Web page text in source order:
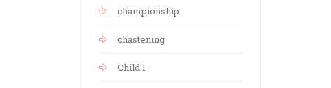
championship
chastening
Child 1